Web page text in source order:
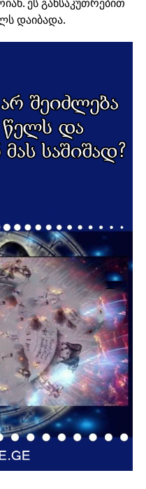
დაიბადა.